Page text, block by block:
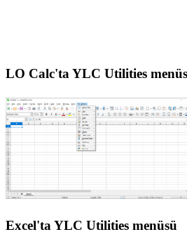
LO Calc'ta YLC Utilities
Excel'ta YLC Utilities menüsü